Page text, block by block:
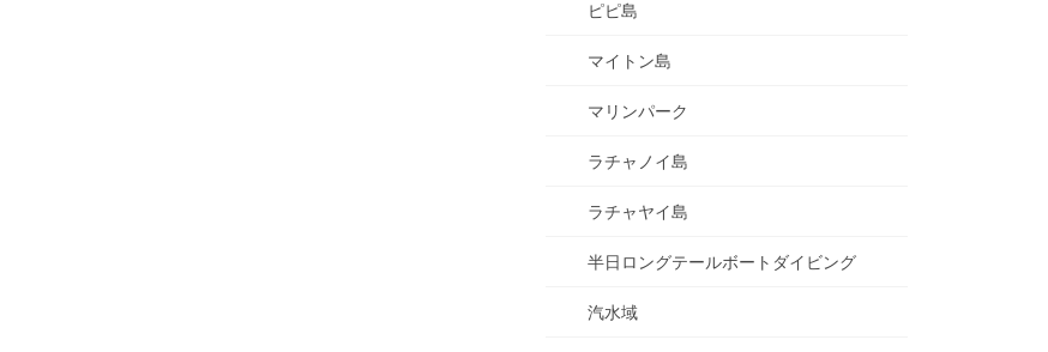
ピピ島
マイトン島
マリンパーク
ラチャノイ島
ラチャヤイ島
半日ロングテールボートダイビング
汽水域